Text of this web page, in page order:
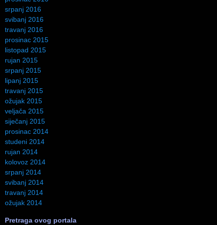
srpanj 2016
svibanj 2016
travanj 2016
prosinac 2015
listopad 2015
rujan 2015
srpanj 2015
lipanj 2015
travanj 2015
ožujak 2015
veljača 2015
siječanj 2015
prosinac 2014
studeni 2014
rujan 2014
kolovoz 2014
srpanj 2014
svibanj 2014
travanj 2014
ožujak 2014
Pretraga ovog portala